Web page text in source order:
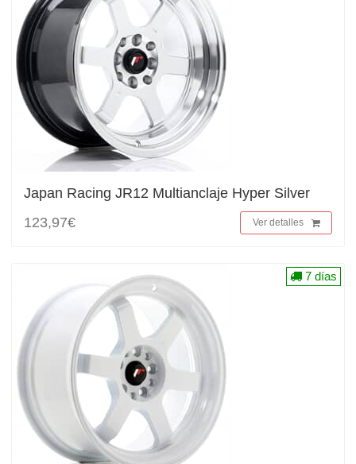
Japan Racing JR12 Multianclaje Hyper Silver
123,97€
Ver detalles
7 días